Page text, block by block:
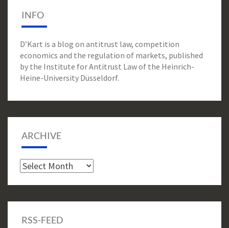
INFO
D’Kart is a blog on antitrust law, competition
economics and the regulation of markets, published
by the Institute for Antitrust Law of the Heinrich-
Heine-University Düsseldorf.
ARCHIVE
Archive
RSS-FEED